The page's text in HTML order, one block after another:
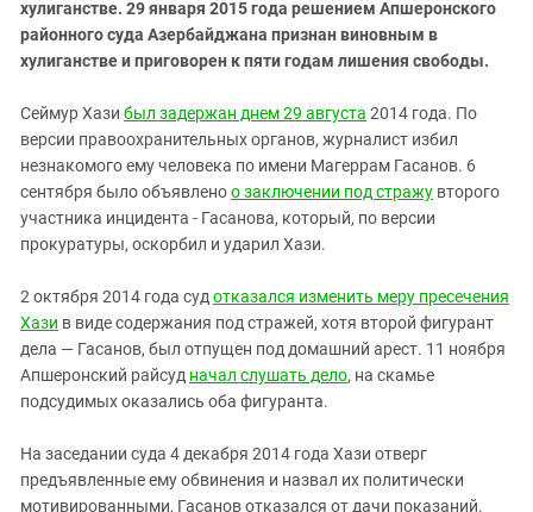
хулиганстве. 29 января 2015 года решением Апшеронского
районного суда Азербайджана признан виновным в
хулиганстве и приговорен к пяти годам лишения свободы.
Сеймур Хази был задержан днем 29 августа 2014 года. По
версии правоохранительных органов, журналист избил
незнакомого ему человека по имени Магеррам Гасанов. 6
сентября было объявленоо заключении под стражу второго
участника инцидента - Гасанова, который, по версии
прокуратуры, оскорбил и ударил Хази.
2 октября 2014 года суд отказался изменить меру пресечения
Хази в виде содержания под стражей, хотя второй фигурант
дела — Гасанов, был отпущен под домашний арест. 11 ноября
Апшеронский райсуд начал слушать дело, на скамье
подсудимых оказались оба фигуранта.
На заседании суда 4 декабря 2014 года Хази отверг
предъявленные ему обвинения и назвал их политически
мотивированными, Гасанов отказался от дачи показаний.